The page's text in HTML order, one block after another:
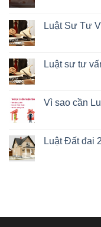
Luật Sư Tư
Luật sư tư
Vì sao cần
Luật Đất đai